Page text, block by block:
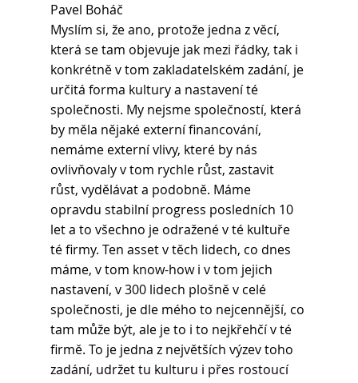
Pavel Boháč
Myslím si, že ano, protože jedna z věcí,
která se tam objevuje jak mezi řádky, tak i
konkrétně v tom zakladatelském zadání, je
určitá forma kultury a nastavení té
společnosti. My nejsme společností, která
by měla nějaké externí financování,
nemáme externí vlivy, které by nás
ovlivňovaly v tom rychle růst, zastavit
růst, vydělávat a podobně. Máme
opravdu stabilní progress posledních 10
let a to všechno je odražené v té kultuře
té firmy. Ten asset v těch lidech, co dnes
máme, v tom know-how i v tom jejich
nastavení, v 300 lidech plošně v celé
společnosti, je dle mého to nejcennější, co
tam může být, ale je to i to nejkřehčí v té
firmě. To je jedna z největších výzev toho
zadání, udržet tu kulturu i přes rostoucí